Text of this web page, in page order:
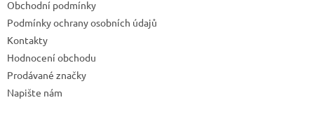
Obchodní podmínky
Podmínky ochrany osobních údajů
Kontakty
Hodnocení obchodu
Prodávané značky
Napište nám